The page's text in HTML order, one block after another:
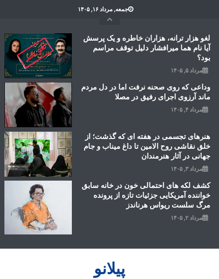
جمعه, مرداد ۱۶, ۱۴۰۵
لغو هزار ترانه، هزاران خاطره و یک پرسش
آیا نام هما میرافشار دلیل توقف مراسم
بود؟
مرداد ۵, ۱۴۰۵
وداعی که روی صحنه نرفت اما در دل مردم
ماند آرزوی اجرای رفیق در مصلا
مرداد ۴, ۱۴۰۵
هنرهای تجسمی در هفته ای که گذشت؛ از
خلق نقاشی روح الامین تا داغ میناب و جام
جهانی در آثار هنرمندان
مرداد ۳, ۱۴۰۵
کشف لکه های احتمالی خون در خانه سابق
خواننده آمریکایی جزئیات تازه از پرونده
مرگ سلست ریواس هرناندز
مرداد ۲, ۱۴۰۵
پیلانو